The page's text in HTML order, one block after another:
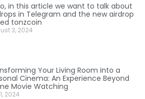
in this article we want to talk about
in Telegram and the new airdrop
tonzcoin
3, 2024
Your Living Room into a
Cinema: An Experience Beyond
Movie Watching
2024